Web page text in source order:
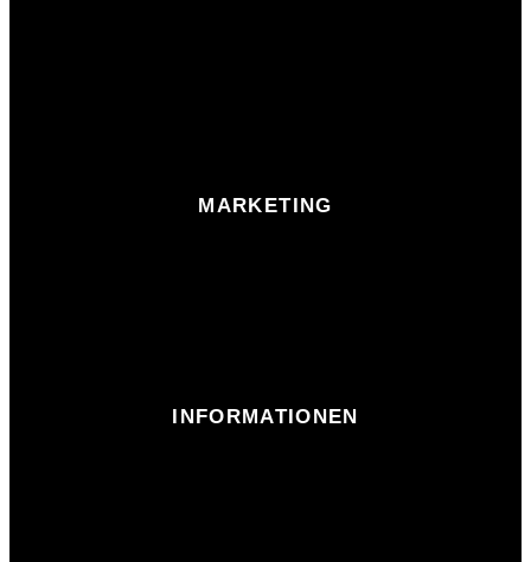
MARKETING
INFORMATIONEN